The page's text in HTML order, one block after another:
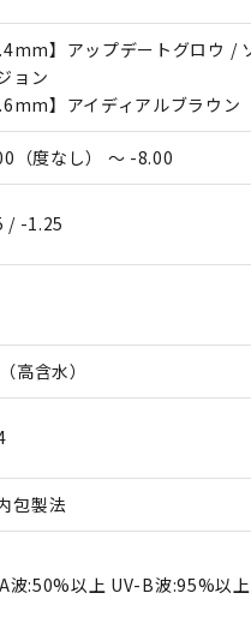
】アップデートグロウ /
ョン
】アイディアルブラウン
（度なし） ～ -8.00
/ -1.25
高含水）
包製法
波:50%以上 UV-B波:95%以上